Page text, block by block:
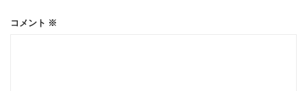
シ
コメント ※